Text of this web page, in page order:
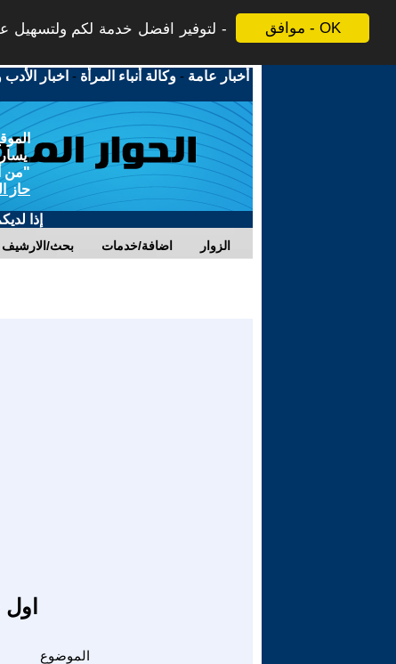
موافق - OK
لتوفير افضل خدمة لكم ولتسهيل
أخبار عامة -وكالة أنباء المرأة - اخبار
"من
حاز
إذا
بحث/الارشيف اضافة/خدمات الزوار
الموضوع